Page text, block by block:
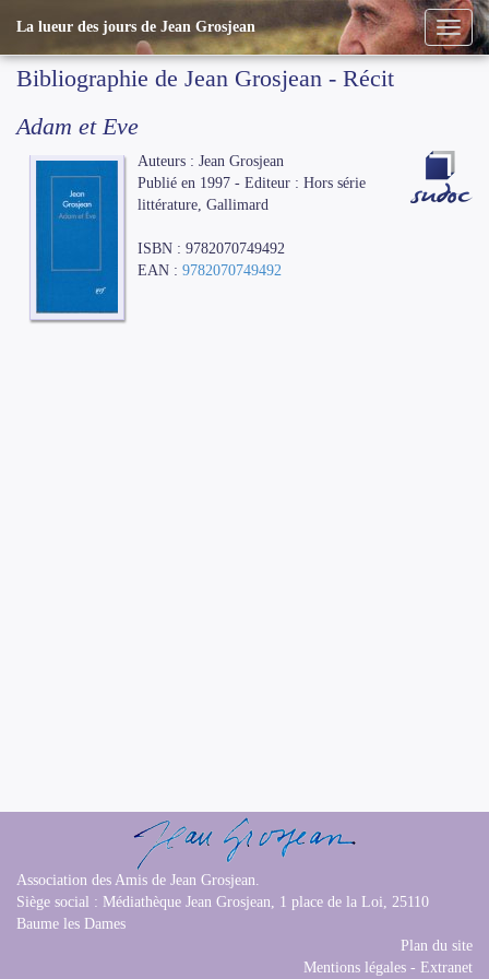
La lueur des jours de Jean Grosjean
Bibliographie de Jean Grosjean - Récit
Adam et Eve
Auteurs : Jean Grosjean
Publié en 1997 - Editeur : Hors série
littérature, Gallimard
ISBN : 9782070749492
EAN : 9782070749492
Association des Amis de Jean Grosjean.
Siège social : Médiathèque Jean Grosjean, 1 place de la Loi, 25110
Baume les Dames
Plan du site
Mentions légales - Extranet